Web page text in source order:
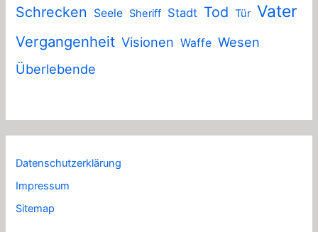
Schrecken
Seele Sheriff Stadt Tod Tür Vater
Vergangenheit Visionen Waffe Wesen
Überlebende
Datenschutzerklärung
Impressum
Sitemap